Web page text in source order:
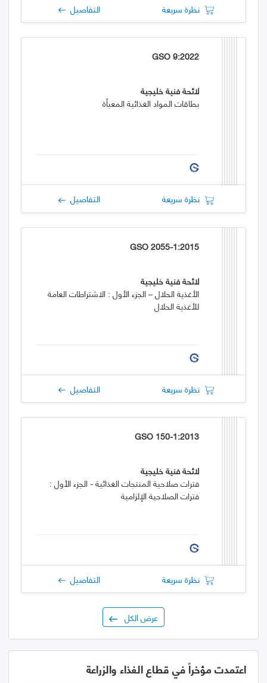
نظرة سريعة التفاصيل
GSO 9:2022
لائحة فنية خليجية
بطاقات المواد الغذائية المعبأة
نظرة سريعة التفاصيل
GSO 2055-1:2015
لائحة فنية خليجية
الأغذية الحلال – الجزء الأول : الاشتراطات العامة
للأغذية الحلال
نظرة سريعة التفاصيل
GSO 150-1:2013
لائحة فنية خليجية
فترات صلاحية المنتجات الغذائية - الجزء الأول :
فترات الصلاحية الإلزامية
نظرة سريعة التفاصيل
عرض الكل
اعتمدت مؤخراً في قطاع الغذاء والزراعة